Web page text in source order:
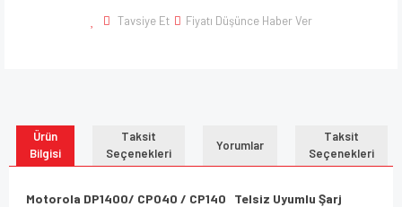
Tavsiye Et Fiyatı Düşünce Haber Ver
Ürün
Bilgisi
Taksit
Seçenekleri
Yorumlar
Taksit
Seçenekleri
Motorola DP1400/ CP040 / CP140 Telsiz Uyumlu Şarj